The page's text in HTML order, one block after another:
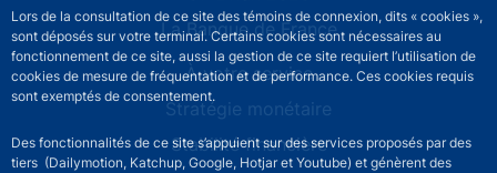
Lors de la consultation de ce site des témoins de connexion, dits « cookies »,
sont déposés sur votre terminal. Certains cookies sont nécessaires au
fonctionnement de ce site, aussi la gestion de ce site requiert l’utilisation de
cookies de mesure de fréquentation et de performance. Ces cookies requis
sont exemptés de consentement.
Des fonctionnalités de ce site s’appuient sur des services proposés par des
tiers (Dailymotion, Katchup, Google, Hotjar et Youtube) et génèrent des
La Banque de France
À votre service
Stratégie monétaire
Stabilité financière